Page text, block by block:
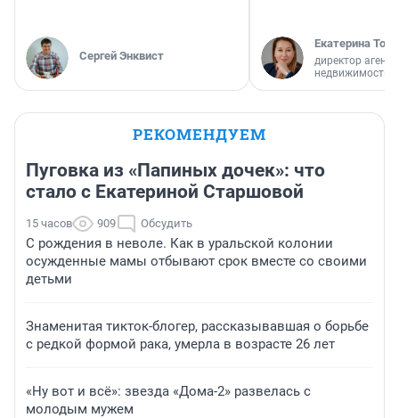
Сергей Энквист
Екатерина
директор
недвижимости
РЕКОМЕНДУЕМ
Пуговка из «Папиных дочек»: что
стало с Екатериной Старшовой
15 часов 909 Обсудить
С рождения в неволе. Как в уральской колонии
осужденные мамы отбывают срок вместе со своими
детьми
Знаменитая тикток-блогер, рассказывавшая о борьбе
с редкой формой рака, умерла в возрасте 26 лет
«Ну вот и всё»: звезда «Дома-2» развелась с
молодым мужем